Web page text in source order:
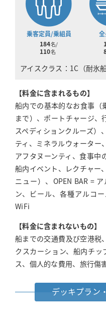
乗客定員/乗組員
184名/
110名
アイスクラス：1C（耐氷船
【料金に含まれるもの】
船内での基本的なお食事（
まで）、ポートチャージ、
スペディションクルーズ）
ティ、ミネラルウォーター
アフタヌーンティ、食事中
船内イベント、レクチャー
ニュー）、OPEN BAR =
ン、ビール、各種アルコ
WiFi
【料金に含まれないもの】
船までの交通費及び空港税
クスカーション、船内チ
ス、個人的な費用、旅行傷
デッキプラン